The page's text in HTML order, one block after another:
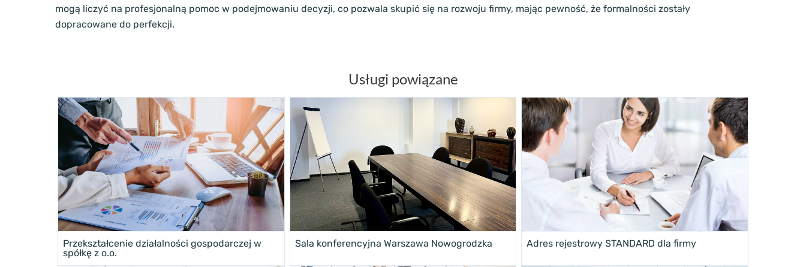
mogą liczyć na profesjonalną pomoc w podejmowaniu decyzji, co pozwala skupić się na rozwoju firmy, mając pewność, że formalności zostały
dopracowane do perfekcji.
Usługi powiązane
Przekształcenie działalności gospodarczej w
spółkę z o.o.
Sala konferencyjna Warszawa Nowogrodzka Adres rejestrowy STANDARD dla firmy